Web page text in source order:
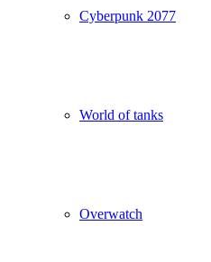
Cyberpunk 2077
World of tanks
Overwatch